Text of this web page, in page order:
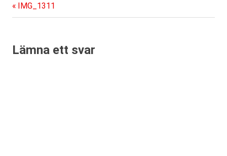
Inläggsnavigering
Föregående
inlägg:
IMG_1311
Lämna ett svar